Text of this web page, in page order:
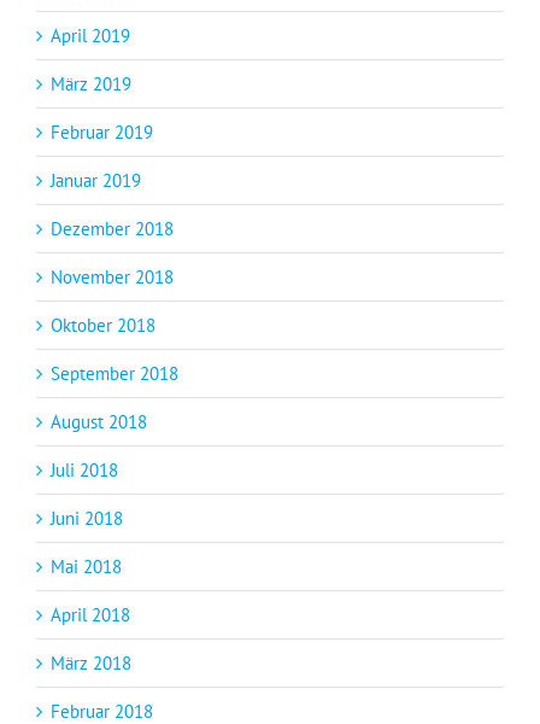
April 2019
März 2019
Februar 2019
Januar 2019
Dezember 2018
November 2018
Oktober 2018
September 2018
August 2018
Juli 2018
Juni 2018
Mai 2018
April 2018
März 2018
Februar 2018